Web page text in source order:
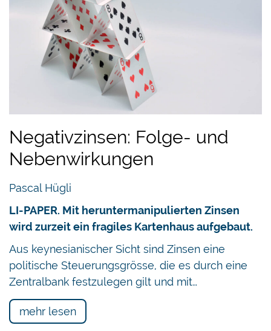
Negativzinsen: Folge- und
Nebenwirkungen
Pascal Hügli
LI-PAPER. Mit heruntermanipulierten Zinsen
wird zurzeit ein fragiles Kartenhaus aufgebaut.
Aus keynesianischer Sicht sind Zinsen eine
politische Steuerungsgrösse, die es durch eine
Zentralbank festzulegen gilt und mit…
mehr lesen